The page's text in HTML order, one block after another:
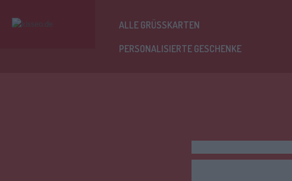
ALLE GRÜSSKARTEN
PERSONALISIERTE GESCHENKE